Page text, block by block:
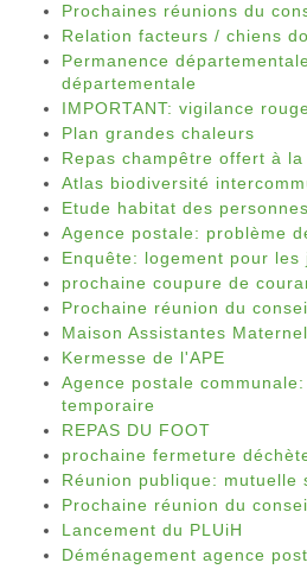
Prochaines réunions du
Relation facteurs / chiens
Permanence
départementale
IMPORTANT: vigilance
Plan grandes chaleurs
Repas champêtre offert à
Atlas biodiversité
Etude habitat des
Agence postale: problème
Enquête: logement pour les
prochaine coupure de
Prochaine réunion du
Maison Assistantes
Kermesse de l'APE
Agence postale
temporaire
REPAS DU FOOT
prochaine fermeture
Réunion publique: mutuelle
Prochaine réunion du
Lancement du PLUiH
Déménagement agence